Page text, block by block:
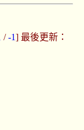
/-1] 最後更新：